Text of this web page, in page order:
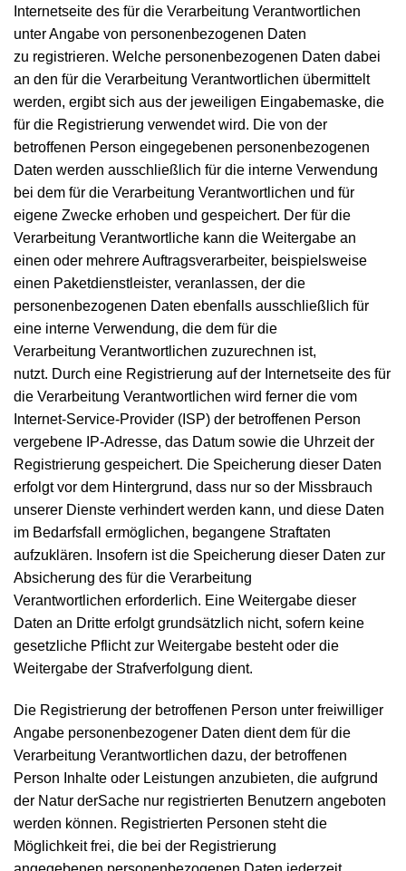
Internetseite des für die Verarbeitung Verantwortlichen
unter Angabe von personenbezogenen Daten
zu registrieren. Welche personenbezogenen Daten dabei
an den für die Verarbeitung Verantwortlichen übermittelt
werden, ergibt sich aus der jeweiligen Eingabemaske, die
für die Registrierung verwendet wird. Die von der
betroffenen Person eingegebenen personenbezogenen
Daten werden ausschließlich für die interne Verwendung
bei dem für die Verarbeitung Verantwortlichen und für
eigene Zwecke erhoben und gespeichert. Der für die
Verarbeitung Verantwortliche kann die Weitergabe an
einen oder mehrere Auftragsverarbeiter, beispielsweise
einen Paketdienstleister, veranlassen, der die
personenbezogenen Daten ebenfalls ausschließlich für
eine interne Verwendung, die dem für die
Verarbeitung Verantwortlichen zuzurechnen ist,
nutzt. Durch eine Registrierung auf der Internetseite des für
die Verarbeitung Verantwortlichen wird ferner die vom
Internet-Service-Provider (ISP) der betroffenen Person
vergebene IP-Adresse, das Datum sowie die Uhrzeit der
Registrierung gespeichert. Die Speicherung dieser Daten
erfolgt vor dem Hintergrund, dass nur so der Missbrauch
unserer Dienste verhindert werden kann, und diese Daten
im Bedarfsfall ermöglichen, begangene Straftaten
aufzuklären. Insofern ist die Speicherung dieser Daten zur
Absicherung des für die Verarbeitung
Verantwortlichen erforderlich. Eine Weitergabe dieser
Daten an Dritte erfolgt grundsätzlich nicht, sofern keine
gesetzliche Pflicht zur Weitergabe besteht oder die
Weitergabe der Strafverfolgung dient.
Die Registrierung der betroffenen Person unter freiwilliger
Angabe personenbezogener Daten dient dem für die
Verarbeitung Verantwortlichen dazu, der betroffenen
Person Inhalte oder Leistungen anzubieten, die aufgrund
der Natur derSache nur registrierten Benutzern angeboten
werden können. Registrierten Personen steht die
Möglichkeit frei, die bei der Registrierung